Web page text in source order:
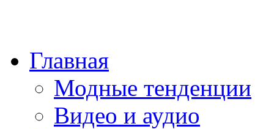
Главная
Модные тенденции
Видео и аудио